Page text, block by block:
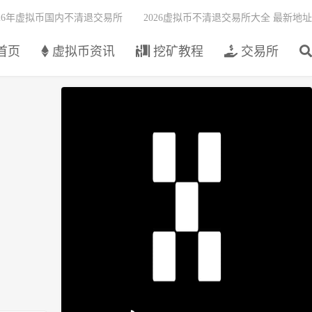
页 虚拟币资讯 挖矿教程 交易所
年虚拟币国内不清退交易所 2026虚拟币不清退交易所大全 最新地址